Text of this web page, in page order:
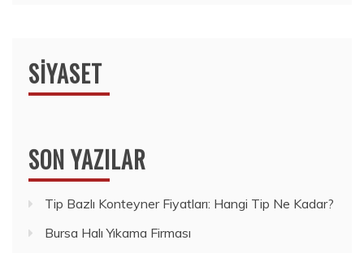
SIYASET
SON YAZILAR
Tip Bazlı Konteyner Fiyatları: Hangi Tip Ne Kadar?
Bursa Halı Yıkama Firması